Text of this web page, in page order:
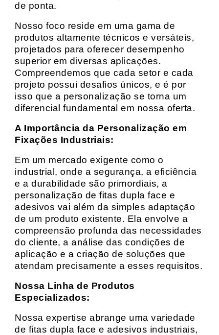
de ponta.
Nosso foco reside em uma gama de
produtos altamente técnicos e versáteis,
projetados para oferecer desempenho
superior em diversas aplicações.
Compreendemos que cada setor e cada
projeto possui desafios únicos, e é por
isso que a personalização se torna um
diferencial fundamental em nossa oferta.
A Importância da Personalização em
Fixações Industriais:
Em um mercado exigente como o
industrial, onde a segurança, a eficiência
e a durabilidade são primordiais, a
personalização de fitas dupla face e
adesivos vai além da simples adaptação
de um produto existente. Ela envolve a
compreensão profunda das necessidades
do cliente, a análise das condições de
aplicação e a criação de soluções que
atendam precisamente a esses requisitos.
Nossa Linha de Produtos
Especializados:
Nossa expertise abrange uma variedade
de fitas dupla face e adesivos industriais,